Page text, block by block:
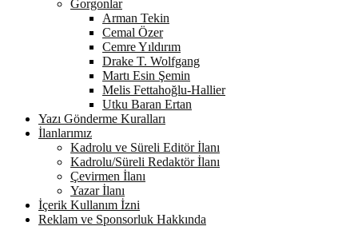
Gorgonlar
Arman Tekin
Cemal Özer
Cemre Yıldırım
Drake T. Wolfgang
Martı Esin Şemin
Melis Fettahoğlu-Hallier
Utku Baran Ertan
Yazı Gönderme Kuralları
İlanlarımız
Kadrolu ve Süreli Editör İlanı
Kadrolu/Süreli Redaktör İlanı
Çevirmen İlanı
Yazar İlanı
İçerik Kullanım İzni
Reklam ve Sponsorluk Hakkında